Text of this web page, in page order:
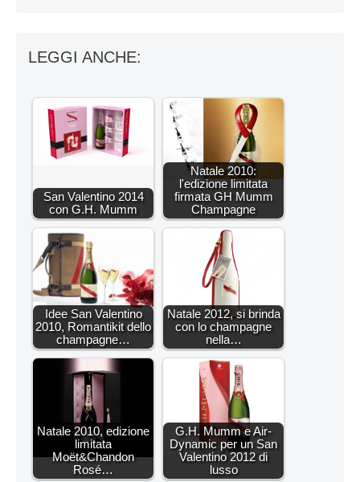
LEGGI ANCHE:
San Valentino 2014
con G.H. Mumm
Natale 2010:
l'edizione limitata
firmata GH Mumm
Champagne
Idee San Valentino
2010, Romantikit dello
champagne…
Natale 2012, si brinda
con lo champagne
nella…
Natale 2010, edizione
limitata
Moët&Chandon
Rosé…
G.H. Mumm e Air-
Dynamic per un San
Valentino 2012 di
lusso